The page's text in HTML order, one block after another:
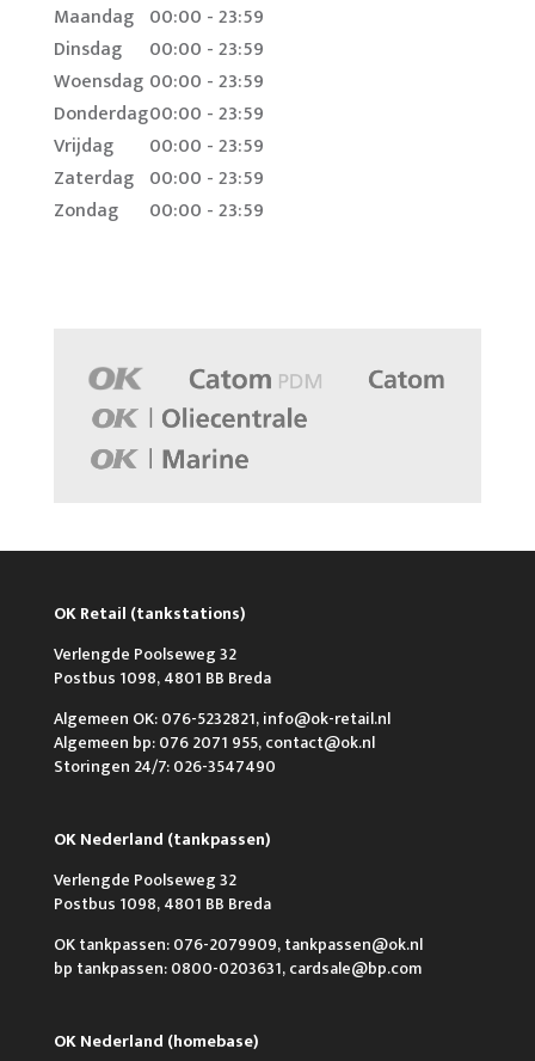
Maandag 00:00 - 23:59
Dinsdag
00:00 - 23:59
Woensdag 00:00 - 23:59
Donderdag00:00 - 23:59
Vrijdag
00:00 - 23:59
Zaterdag 00:00 - 23:59
Zondag
00:00 - 23:59
OK Retail (tankstations)
Verlengde Poolseweg 32
Postbus 1098, 4801 BB Breda
Algemeen OK: 076-5232821, info@ok-retail.nl
Algemeen bp: 076 2071 955, contact@ok.nl
Storingen 24/7: 026-3547490
OK Nederland (tankpassen)
Verlengde Poolseweg 32
Postbus 1098, 4801 BB Breda
OK tankpassen: 076-2079909, tankpassen@ok.nl
bp tankpassen: 0800-0203631, cardsale@bp.com
OK Nederland (homebase)